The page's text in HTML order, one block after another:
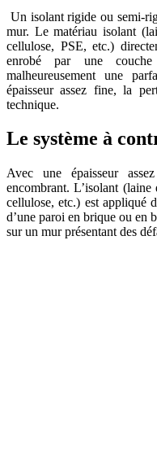
Un isolant rigide ou semi-
mur. Le matériau isolant
cellulose, PSE, etc.)
enrobé par une
malheureusement une
épaisseur assez fine, la
technique.
Le système à
Avec une épaisseur
encombrant. L’isolant
cellulose, etc.) est appliqué
d’une paroi en brique ou en
sur un mur présentant des